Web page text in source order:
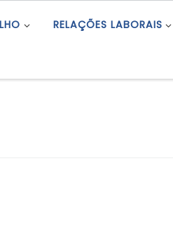
RELAÇÕES LABORAIS